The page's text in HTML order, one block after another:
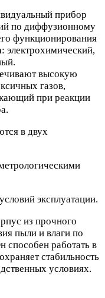
прибор
по диффузионному
функционирования
электрохимический,
высокую
газов,
при реакции
в двух
эксплуатации.
из прочного
пыли и влаги по
работать в
стабильность
условиях.